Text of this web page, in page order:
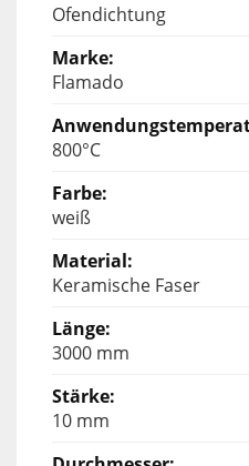
Ofendichtung
Flamado
800°C
weiß
Keramische Faser
3000 mm
10 mm